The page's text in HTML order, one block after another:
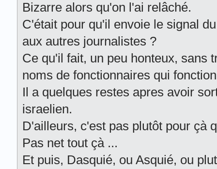
Bizarre alors qu'on l'ai relâché.
C'était pour qu'il envoie le signal
aux autres journalistes ?
Ce qu'il fait, un peu honteux, sans
noms de fonctionnaires qui
Il a quelques restes apres avoir
israelien.
D'ailleurs, c'est pas plutôt pour çà
Pas net tout çà ...
Et puis, Dasquié, ou Asquié, ou